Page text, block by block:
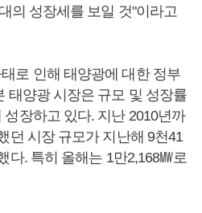
의 성장세를 보일 것"이라고
로 인해 태양광에 대한 정부
태양광 시장은 규모 및 성장률
장하고 있다. 지난 2010년까
던 시장 규모가 지난해 9천41
다. 특히 올해는 1만2,168㎿로